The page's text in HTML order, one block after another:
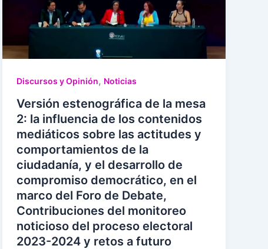
Discursos y Opinión, Noticias
Versión estenográfica de la mesa
2: la influencia de los contenidos
mediáticos sobre las actitudes y
comportamientos de la
ciudadanía, y el desarrollo de
compromiso democrático, en el
marco del Foro de Debate,
Contribuciones del monitoreo
noticioso del proceso electoral
2023-2024 y retos a futuro